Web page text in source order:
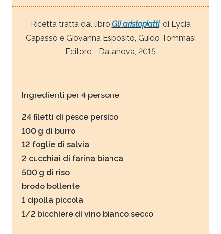
Ricetta tratta dal libro Gli aristopiatti, di Lydia
Capasso e Giovanna Esposito, Guido Tommasi
Editore - Datanova, 2015
Ingredienti per 4 persone
24 filetti di pesce persico
100 g di burro
12 foglie di salvia
2 cucchiai di farina bianca
500 g di riso
brodo bollente
1 cipolla piccola
1/2 bicchiere di vino bianco secco